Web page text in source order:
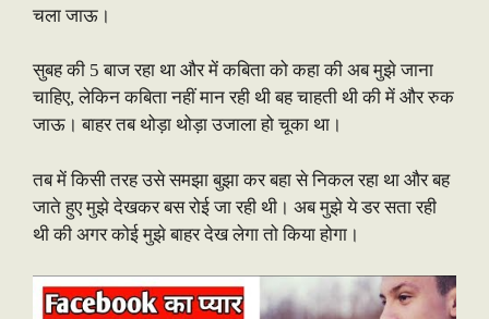
चला जाऊ।
सुबह की 5 बाज रहा था और में कबिता को कहा की अब मुझे जाना
चाहिए, लेकिन कबिता नहीं मान रही थी बह चाहती थी की में और रुक
जाऊ। बाहर तब थोड़ा थोड़ा उजाला हो चूका था।
तब में किसी तरह उसे समझा बुझा कर बहा से निकल रहा था और बह
जाते हुए मुझे देखकर बस रोई जा रही थी। अब मुझे ये डर सता रही
थी की अगर कोई मुझे बाहर देख लेगा तो किया होगा।